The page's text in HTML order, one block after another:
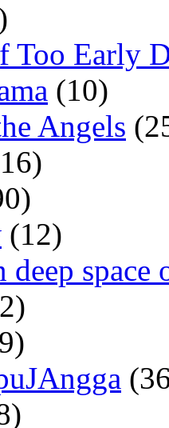
Too Early
(10)
Angels
(12)
space